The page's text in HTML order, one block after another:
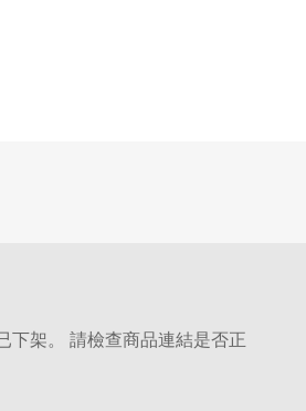
下架。 請檢查商品連結是否正